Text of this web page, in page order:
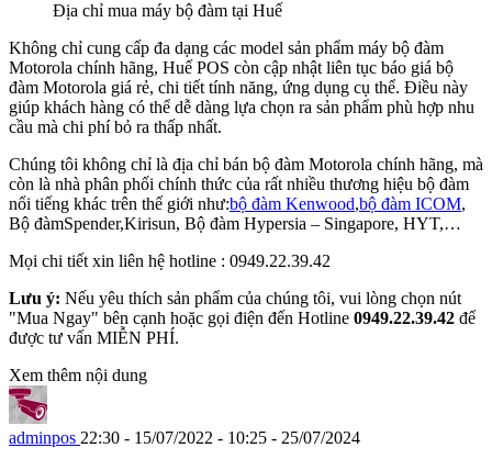
Địa chỉ mua máy bộ đàm tại Huế
Không chỉ cung cấp đa dạng các model sản phẩm máy bộ đàm
Motorola chính hãng, Huế POS còn cập nhật liên tục báo giá bộ
đàm Motorola giá rẻ, chi tiết tính năng, ứng dụng cụ thể. Điều này
giúp khách hàng có thể dễ dàng lựa chọn ra sản phẩm phù hợp nhu
cầu mà chi phí bỏ ra thấp nhất.
Chúng tôi không chỉ là địa chỉ bán bộ đàm Motorola chính hãng, mà
còn là nhà phân phối chính thức của rất nhiều thương hiệu bộ đàm
nổi tiếng khác trên thế giới như:bộ đàm Kenwood,bộ đàm ICOM,
Bộ đàmSpender,Kirisun, Bộ đàm Hypersia – Singapore, HYT,…
Mọi chi tiết xin liên hệ hotline : 0949.22.39.42
Lưu ý: Nếu yêu thích sản phẩm của chúng tôi, vui lòng chọn nút
"Mua Ngay" bên cạnh hoặc gọi điện đến Hotline 0949.22.39.42 để
được tư vấn MIỄN PHÍ.
Xem thêm nội dung
adminpos 22:30 - 15/07/2022 - 10:25 - 25/07/2024